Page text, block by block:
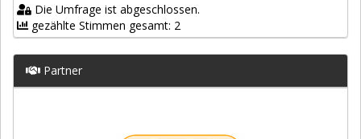
Die Umfrage ist abgeschlossen.
gezählte Stimmen gesamt: 2
Partner